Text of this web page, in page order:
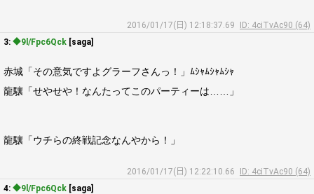
2016/01/17(日) 12:18:37.69
ID: 4ciTvAc90 (64)
3: ◆9l/Fpc6Qck [saga]
赤城「その意気ですよグラーフさんっ！」ﾑｼｬﾑｼｬﾑｼｬ
龍驤「せやせや！なんたってこのパーティーは……」
龍驤「ウチらの終戦記念なんやから！」
2016/01/17(日) 12:22:10.66
ID: 4ciTvAc90 (64)
4: ◆9l/Fpc6Qck [saga]